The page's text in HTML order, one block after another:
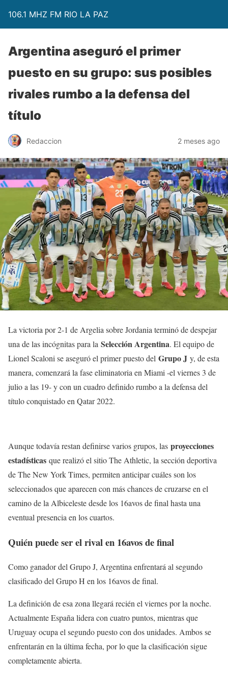
106.1 MHZ FM RIO LA PAZ
Argentina aseguró el primer
puesto en su grupo: sus posibles
rivales rumbo a la defensa del
título
Redaccion 2 meses ago
La victoria por 2-1 de Argelia sobre Jordania terminó de despejar
una de las incógnitas para la Selección Argentina. El equipo de
Lionel Scaloni se aseguró el primer puesto del Grupo J y, de esta
manera, comenzará la fase eliminatoria en Miami -el viernes 3 de
julio a las 19- y con un cuadro definido rumbo a la defensa del
título conquistado en Qatar 2022.
Aunque todavía restan definirse varios grupos, las proyecciones
estadísticas que realizó el sitio The Athletic, la sección deportiva
de The New York Times, permiten anticipar cuáles son los
seleccionados que aparecen con más chances de cruzarse en el
camino de la Albiceleste desde los 16avos de final hasta una
eventual presencia en los cuartos.
Quién puede ser el rival en 16avos de final
Como ganador del Grupo J, Argentina enfrentará al segundo
clasificado del Grupo H en los 16avos de final.
La definición de esa zona llegará recién el viernes por la noche.
Actualmente España lidera con cuatro puntos, mientras que
Uruguay ocupa el segundo puesto con dos unidades. Ambos se
enfrentarán en la última fecha, por lo que la clasificación sigue
completamente abierta.